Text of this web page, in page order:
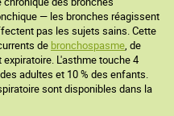
— les bronches réagissent
pas les sujets sains. Cette
de bronchospasme, de
L'asthme touche 4
adultes et 10 % des enfants.
sont disponibles dans la